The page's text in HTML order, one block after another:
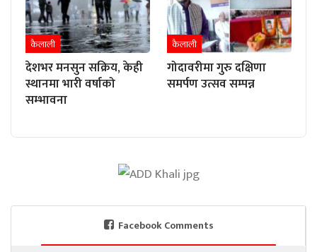
कैलाली
देशभर मनसुन सक्रिय, केही
स्थानमा भारी वर्षाको
सम्भावना
कैलाली
गोदावरीमा गुरु दक्षिणा
समर्पण उत्सव सम्पन्न
Facebook Comments